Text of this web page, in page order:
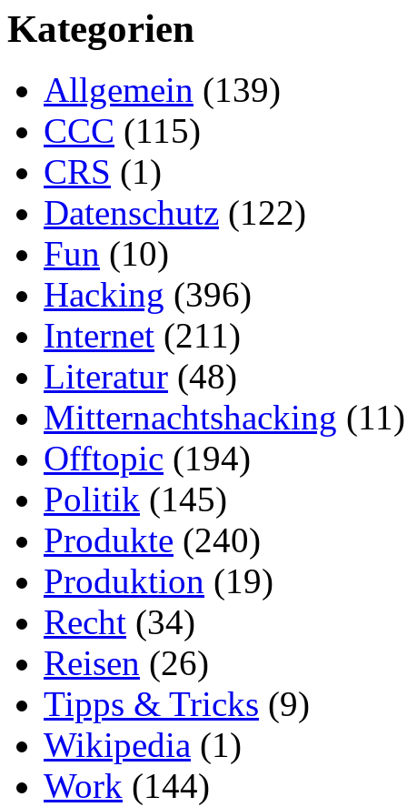
Kategorien
Allgemein (139)
CCC (115)
CRS (1)
Datenschutz (122)
Fun (10)
Hacking (396)
Internet (211)
Literatur (48)
Mitternachtshacking (11)
Offtopic (194)
Politik (145)
Produkte (240)
Produktion (19)
Recht (34)
Reisen (26)
Tipps & Tricks (9)
Wikipedia (1)
Work (144)